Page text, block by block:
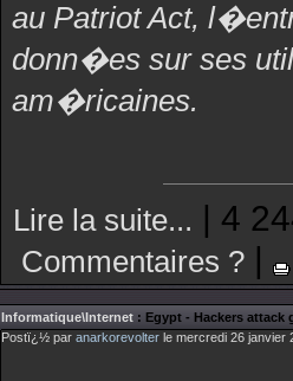
au Patriot Act,
donn�es sur ses
am�ricaines.
Lire la suite... | 4
Commentaires ? |
Informatique\Internet : Egypt - Hackers attack
Postï¿½ par anarkorevolter le mercredi 26 janvier